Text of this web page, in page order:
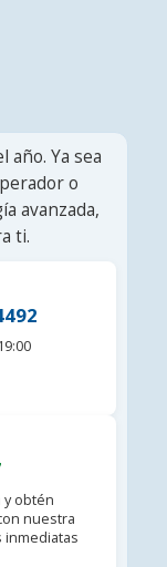
año. Ya sea
o
avanzada,
ti.
y obtén
nuestra
inmediatas